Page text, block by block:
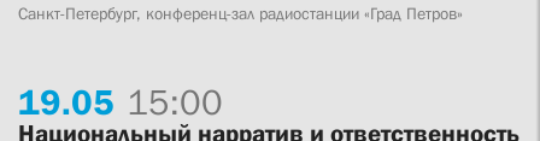
Санкт-Петербург, конференц-зал радиостанции «Град Петров»
19.05 15:00
Национальный нарратив и ответственность